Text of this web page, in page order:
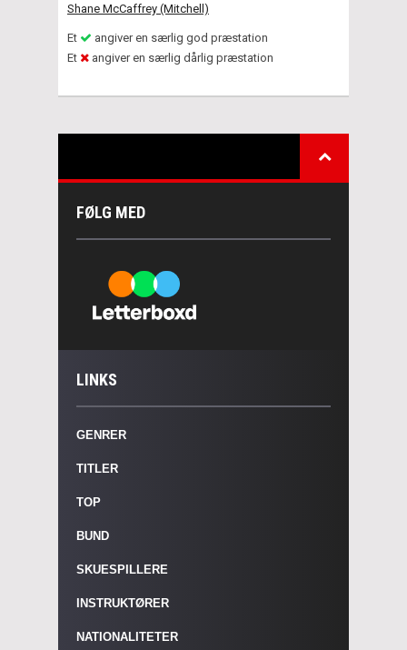
Shane McCaffrey (Mitchell)
Et
angiver en særlig god præstation
Et
angiver en særlig dårlig præstation
FØLG MED
LINKS
GENRER
TITLER
TOP
BUND
SKUESPILLERE
INSTRUKTØRER
NATIONALITETER